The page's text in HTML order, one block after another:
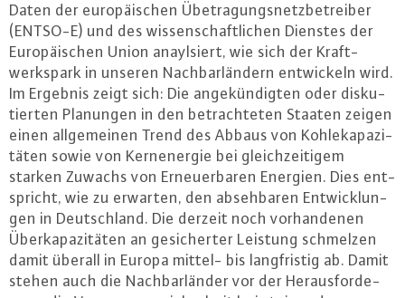
Daten der eu­ro­päi­schen Übetra­gungs­netz­be­trei­ber
(ENTSO-E) und des wis­sen­schaft­li­chen Dienstes der
Eu­ro­päi­schen Union anayl­siert, wie sich der Kraft­
werks­park in unseren Nach­bar­län­dern ent­wi­ckeln wird.
Im Ergebnis zeigt sich: Die an­ge­kün­dig­ten oder dis­ku­
tier­ten Planungen in den be­trach­te­ten Staaten zeigen
einen all­ge­mei­nen Trend des Abbaus von Koh­le­ka­pa­zi­
tä­ten sowie von Kern­ener­gie bei gleich­zei­ti­gem
starken Zuwachs von Er­neu­er­ba­ren Energien. Dies ent­
spricht, wie zu erwarten, den ab­seh­ba­ren Ent­wick­lun­
gen in Deutsch­land. Die derzeit noch vor­han­de­nen
Über­ka­pa­zi­tä­ten an ge­si­cher­ter Leistung schmelzen
damit überall in Europa mittel- bis lang­fris­tig ab. Damit
stehen auch die Nach­bar­län­der vor der Her­aus­for­de­